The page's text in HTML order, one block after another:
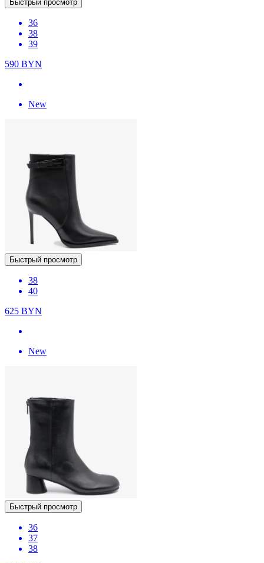
Быстрый просмотр
36
38
39
590 BYN
New
Быстрый просмотр
38
40
625 BYN
New
Быстрый просмотр
36
37
38